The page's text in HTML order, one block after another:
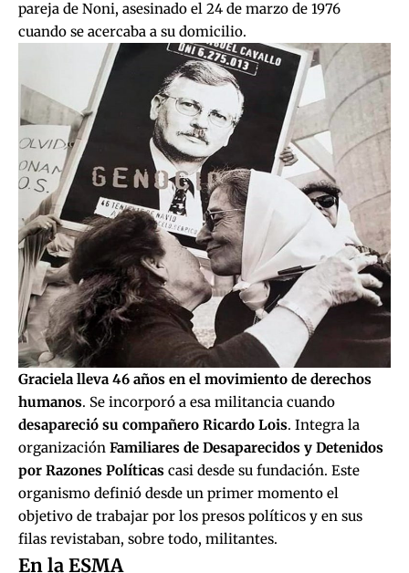
pareja de Noni, asesinado el 24 de marzo de 1976
cuando se acercaba a su domicilio.
Graciela lleva 46 años en el movimiento de derechos
humanos. Se incorporó a esa militancia cuando
desapareció su compañero Ricardo Lois. Integra la
organización Familiares de Desaparecidos y Detenidos
por Razones Políticas casi desde su fundación. Este
organismo definió desde un primer momento el
objetivo de trabajar por los presos políticos y en sus
filas revistaban, sobre todo, militantes.
En la ESMA